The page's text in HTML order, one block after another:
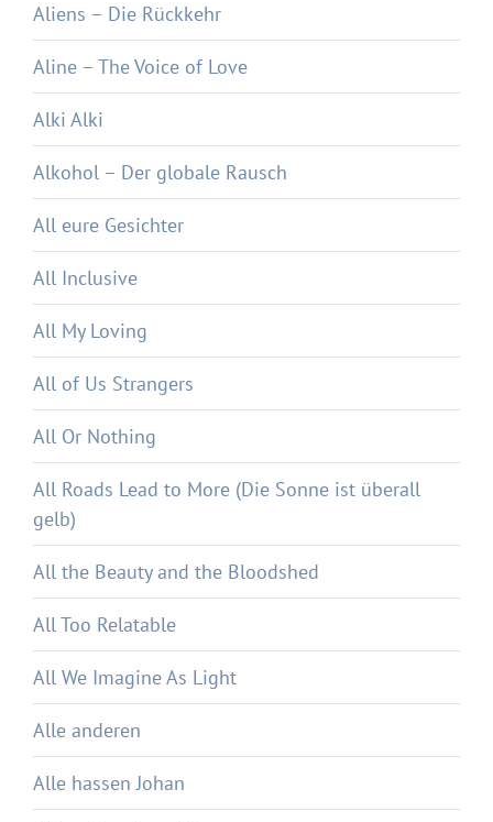
Aliens – Die Rückkehr
Aline – The Voice of Love
Alki Alki
Alkohol – Der globale Rausch
All eure Gesichter
All Inclusive
All My Loving
All of Us Strangers
All Or Nothing
All Roads Lead to More (Die Sonne ist überall
gelb)
All the Beauty and the Bloodshed
All Too Relatable
All We Imagine As Light
Alle anderen
Alle hassen Johan